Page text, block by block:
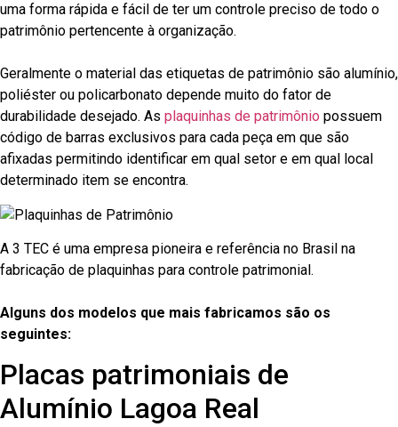
uma forma rápida e fácil de ter um controle preciso de todo o
patrimônio pertencente à organização.
Geralmente o material das etiquetas de patrimônio são alumínio,
poliéster ou policarbonato depende muito do fator de
durabilidade desejado. As plaquinhas de patrimônio possuem
código de barras exclusivos para cada peça em que são
afixadas permitindo identificar em qual setor e em qual local
determinado item se encontra.
A 3 TEC é uma empresa pioneira e referência no Brasil na
fabricação de plaquinhas para controle patrimonial.
Alguns dos modelos que mais fabricamos são os
seguintes:
Placas patrimoniais de
Alumínio Lagoa Real